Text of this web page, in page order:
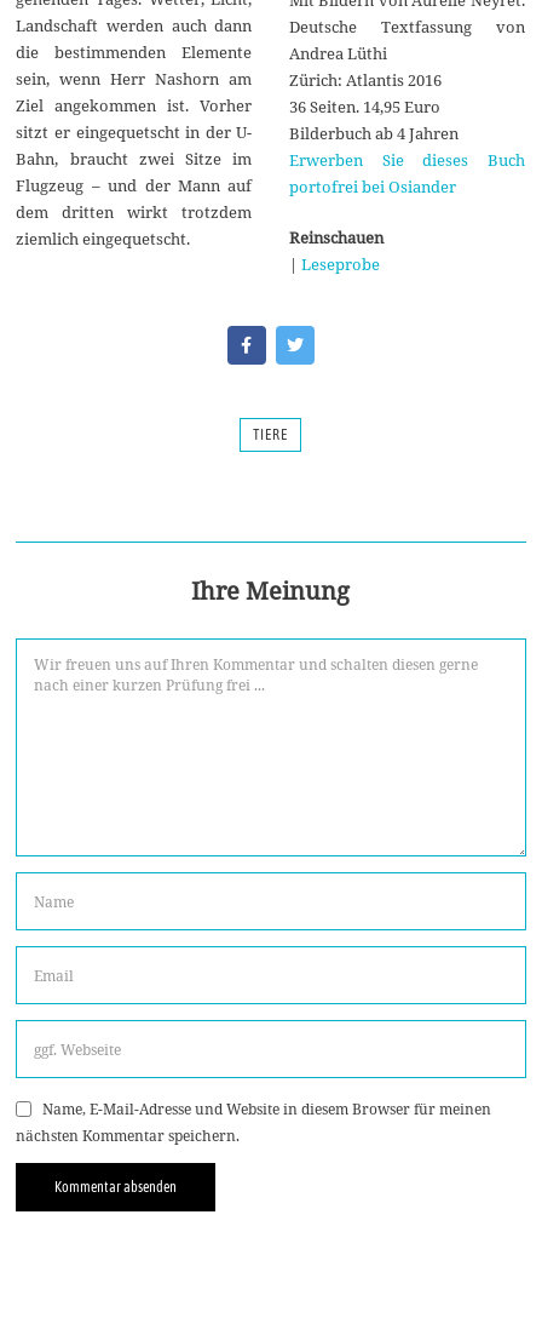
Landschaft werden auch dann
die bestimmenden Elemente
sein, wenn Herr Nashorn am
Ziel angekommen ist. Vorher
sitzt er eingequetscht in der U-
Bahn, braucht zwei Sitze im
Flugzeug – und der Mann auf
dem dritten wirkt trotzdem
ziemlich eingequetscht.
Deutsche Textfassung von
Andrea Lüthi
Zürich: Atlantis 2016
36 Seiten. 14,95 Euro
Bilderbuch ab 4 Jahren
Erwerben Sie dieses Buch
portofrei bei Osiander
Reinschauen
| Leseprobe
TIERE
Ihre Meinung
Name, E-Mail-Adresse und Website in diesem Browser für meinen
nächsten Kommentar speichern.